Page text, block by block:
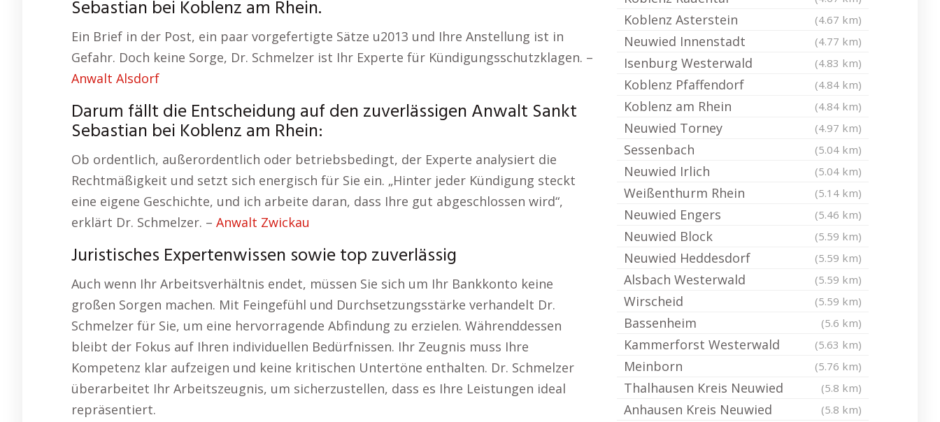
Sebastian bei Koblenz am Rhein.
Ein Brief in der Post, ein paar vorgefertigte Sätze u2013 und Ihre Anstellung ist in
Gefahr. Doch keine Sorge, Dr. Schmelzer ist Ihr Experte für Kündigungsschutzklagen. –
Anwalt Alsdorf
Darum fällt die Entscheidung auf den zuverlässigen Anwalt Sankt
Sebastian bei Koblenz am Rhein:
Ob ordentlich, außerordentlich oder betriebsbedingt, der Experte analysiert die
Rechtmäßigkeit und setzt sich energisch für Sie ein. „Hinter jeder Kündigung steckt
eine eigene Geschichte, und ich arbeite daran, dass Ihre gut abgeschlossen wird“,
erklärt Dr. Schmelzer. – Anwalt Zwickau
Juristisches Expertenwissen sowie top zuverlässig
Auch wenn Ihr Arbeitsverhältnis endet, müssen Sie sich um Ihr Bankkonto keine
großen Sorgen machen. Mit Feingefühl und Durchsetzungsstärke verhandelt Dr.
Schmelzer für Sie, um eine hervorragende Abfindung zu erzielen. Währenddessen
bleibt der Fokus auf Ihren individuellen Bedürfnissen. Ihr Zeugnis muss Ihre
Kompetenz klar aufzeigen und keine kritischen Untertöne enthalten. Dr. Schmelzer
überarbeitet Ihr Arbeitszeugnis, um sicherzustellen, dass es Ihre Leistungen ideal
repräsentiert.
Koblenz Asterstein (4.67 km)
Neuwied Innenstadt (4.77 km)
Isenburg Westerwald (4.83 km)
Koblenz Pfaffendorf (4.84 km)
Koblenz am Rhein (4.84 km)
Neuwied Torney (4.97 km)
Sessenbach (5.04 km)
Neuwied Irlich (5.04 km)
Weißenthurm Rhein (5.14 km)
Neuwied Engers (5.46 km)
Neuwied Block (5.59 km)
Neuwied Heddesdorf (5.59 km)
Alsbach Westerwald (5.59 km)
Wirscheid (5.59 km)
Bassenheim (5.6 km)
Kammerforst Westerwald (5.63 km)
Meinborn (5.76 km)
Thalhausen Kreis Neuwied (5.8 km)
Anhausen Kreis Neuwied (5.8 km)